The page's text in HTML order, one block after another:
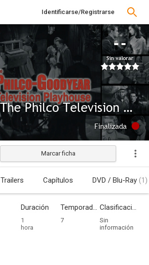
Identificarse/Registrarse
--
Sin valorar
The Philco Television Playhouse
Finalizada
Marcar ficha
Trailers Capítulos DVD / Blu-Ray (1)
Duración
1
hora
Temporadas
7
Clasificación por edades
Sin
información